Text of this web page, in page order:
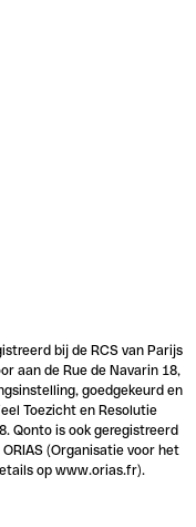
bij de RCS van Parijs
aan de Rue de Navarin 18,
goedgekeurd en
Toezicht en Resolutie
Qonto is ook geregistreerd
(Organisatie voor het
op www.orias.fr).